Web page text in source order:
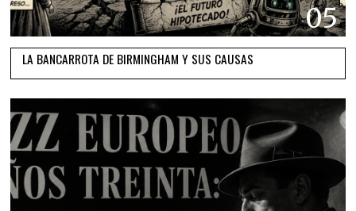
05
LA BANCARROTA DE BIRMINGHAM Y SUS CAUSAS